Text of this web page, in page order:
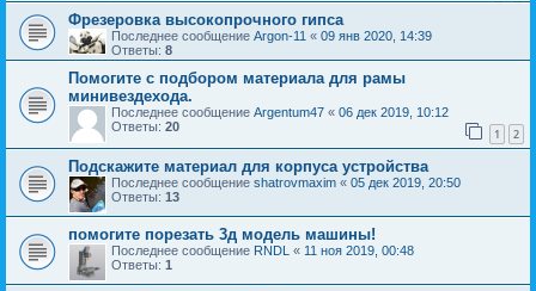
Фрезеровка высокопрочного гипса
Последнее сообщение Argon-11 « 09 янв 2020, 14:39
Ответы: 8
Помогите с подбором материала для рамы
минивездехода.
Последнее сообщение Argentum47 « 06 дек 2019, 10:12
Ответы: 20 1 2
Подскажите материал для корпуса устройства
Последнее сообщение shatrovmaxim « 05 дек 2019, 20:50
Ответы: 13
помогите порезать 3д модель машины!
Последнее сообщение RNDL « 11 ноя 2019, 00:48
Ответы: 1